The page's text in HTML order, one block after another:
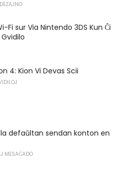
Fi sur Via Nintendo 3DS Kun Ĉi
4: Kion Vi Devas Scii
la defaŭltan sendan konton en
MESAĜADO